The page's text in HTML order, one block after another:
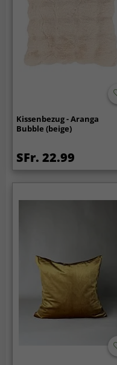
Kissenbezug - Aranga
Bubble (beige)
SFr. 22.99